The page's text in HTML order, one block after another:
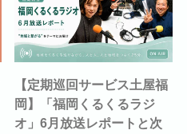
【定期巡回サービス土屋福
岡】「福岡くるくるラジ
オ」6月放送レポートと次